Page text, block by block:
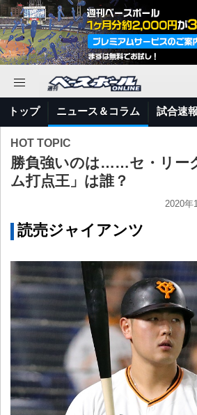
トップ ニュース＆コラム 試合速報
HOT TOPIC
勝負強いのは……セ・リー
ム打点王」は誰？
2020年
読売ジャイアンツ